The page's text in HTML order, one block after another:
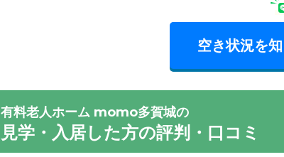
空き状況を
有料老人ホーム momo多賀城の
見学・入居した方の評判・口コミ